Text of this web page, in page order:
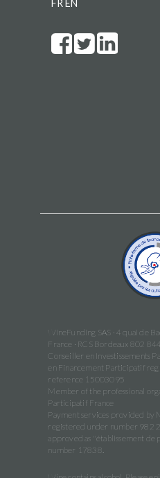
FR EN
WineFunding SAS · 4 quai de
France · RCS Bordeaux 802
Conseiller en Investissements
en Financement Participatif
reference 15003095
Member of the professional
Participatif France
Payment services provided by
registered under number 982
approved as "établissement de
number 17838.